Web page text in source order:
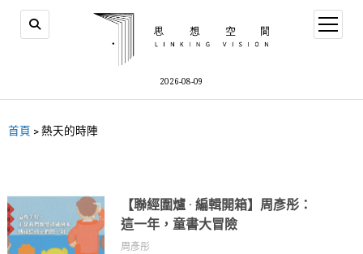
2026-08-09
首頁 >熱天的時陣
【聯經圍爐 · 編輯開箱】周彥彤：
這一年，童書大冒險
周彥彤